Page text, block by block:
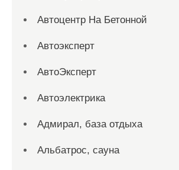
Автоцентр На Бетонной
Автоэксперт
АвтоЭксперт
Автоэлектрика
Адмирал, база отдыха
Альбатрос, сауна